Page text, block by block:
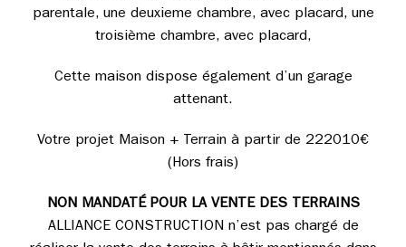
parentale, une deuxieme chambre, avec placard, une
troisième chambre, avec placard,
Cette maison dispose également d’un garage
attenant.
Votre projet Maison + Terrain à partir de 222010€
(Hors frais)
NON MANDATÉ POUR LA VENTE DES TERRAINS
ALLIANCE CONSTRUCTION n’est pas chargé de